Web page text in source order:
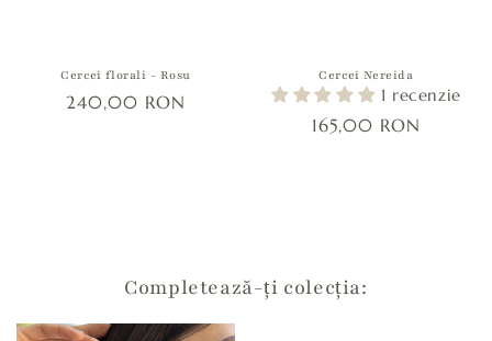
Cercei florali - Rosu
240,00 RON
Cercei Nereida
1 recenzie
165,00 RON
Completează-ți colecția: